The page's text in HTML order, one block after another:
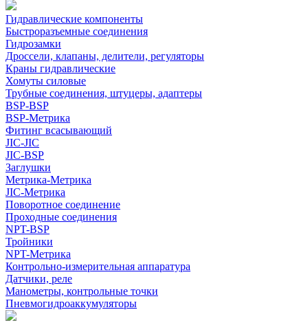
Гидравлические компоненты
Быстроразъемные соединения
Гидрозамки
Дроссели, клапаны, делители, регуляторы
Краны гидравлические
Хомуты силовые
Трубные соединения, штуцеры, адаптеры
BSP-BSP
BSP-Метрика
Фитинг всасывающий
JIC-JIC
JIC-BSP
Заглушки
Метрика-Метрика
JIC-Метрика
Поворотное соединение
Проходные соединения
NPT-BSP
Тройники
NPT-Метрика
Контрольно-измерительная аппаратура
Датчики, реле
Манометры, контрольные точки
Пневмогидроаккумуляторы